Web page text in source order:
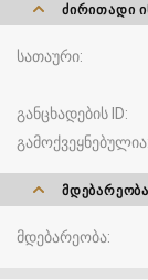
ᲫᲘᲠᲘᲗᲐᲓᲘ
სათაური
განცხადების ID
გამოქვეყნებულია
ᲛᲓᲔᲑᲐᲠᲔᲝᲑᲐ
მდებარეობა